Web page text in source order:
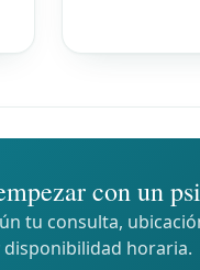
con un
tu consulta,
horaria.